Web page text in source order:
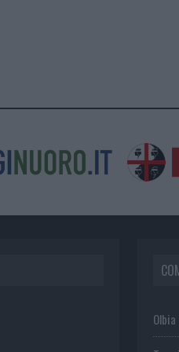
Olbia